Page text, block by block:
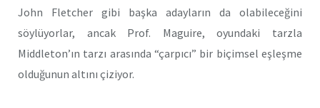
John Fletcher gibi başka adayların da olabileceğini
söylüyorlar, ancak Prof. Maguire, oyundaki tarzla
Middleton’ın tarzı arasında “çarpıcı” bir biçimsel eşleşme
olduğunun altını çiziyor.